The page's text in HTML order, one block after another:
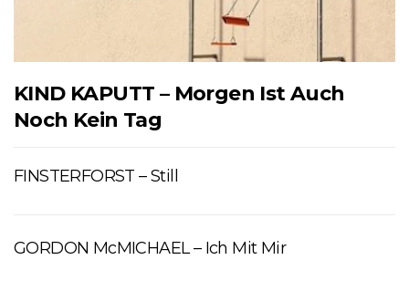
KIND KAPUTT – Morgen Ist Auch
Noch Kein Tag
FINSTERFORST – Still
GORDON McMICHAEL – Ich Mit Mir